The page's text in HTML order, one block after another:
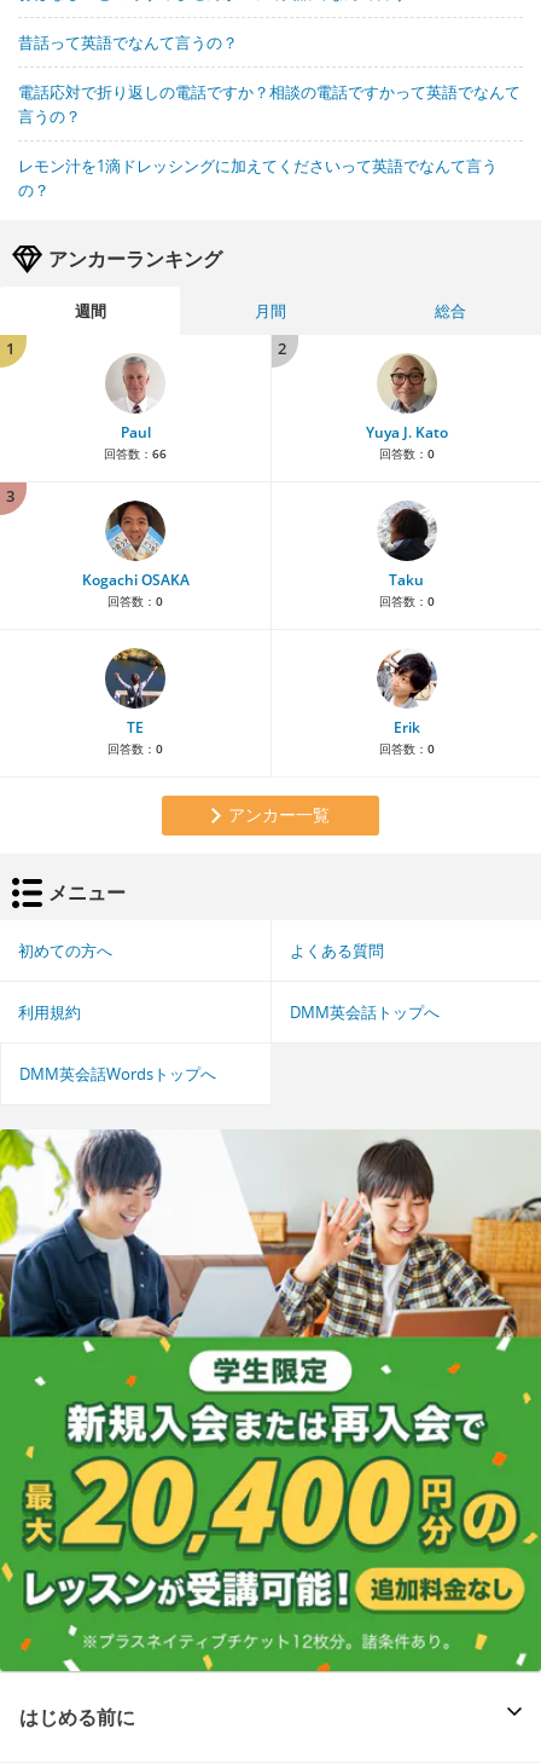
昔話って英語でなんて言うの？
電話応対で折り返しの電話ですか？相談の電話ですかって英語でなんて
言うの？
レモン汁を1滴ドレッシングに加えてくださいって英語でなんて言う
の？
アンカーランキング
週間 月間
総合
1
Paul
回答数： 66
2
Yuya J. Kato
回答数： 0
3
Kogachi OSAKA
回答数： 0
Taku
回答数： 0
TE
回答数： 0
Erik
回答数： 0
アンカー一覧
メニュー
初めての方へ よくある質問
利用規約 DMM英会話トップへ
DMM英会話Wordsトップへ
はじめる前に